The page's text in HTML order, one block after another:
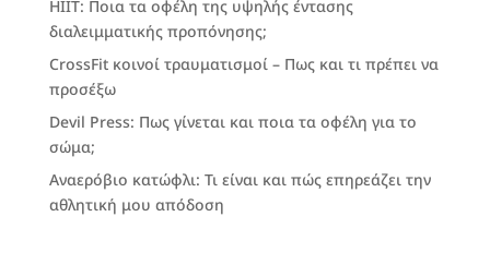
HIIT: Ποια τα οφέλη της υψηλής έντασης
διαλειμματικής προπόνησης;
CrossFit κοινοί τραυματισμοί – Πως και τι πρέπει να
προσέξω
Devil Press: Πως γίνεται και ποια τα οφέλη για το
σώμα;
Αναερόβιο κατώφλι: Τι είναι και πώς επηρεάζει την
αθλητική μου απόδοση